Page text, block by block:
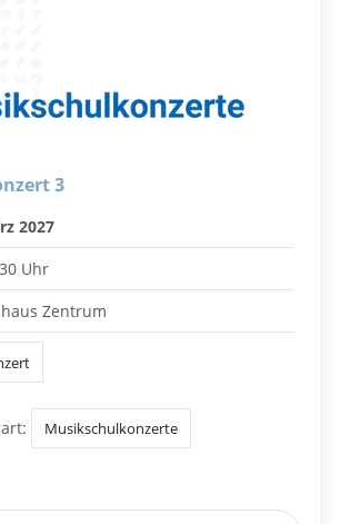
3
2027
Uhr
Zentrum
Musikschulkonzerte